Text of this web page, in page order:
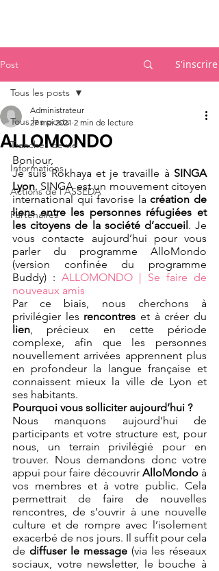
Post S'inscrire
Tous les posts
Tranches de vie
Informations
Actions de l'ASSEDA
Partenaires
Tous les posts
ALLOMONDO
Administrateur
27 mai 2021 2 min de lecture
Bonjour,
Je suis Rokhaya et je travaille à SINGA
Lyon. SINGA est un mouvement citoyen
international qui favorise la création de
liens entre les personnes réfugiées et
les citoyens de la société d’accueil. Je
vous contacte aujourd’hui pour vous
parler du programme AlloMondo
(version confinée du programme
Buddy) : ALLOMONDO | Se faire de
nouveaux amis
Par ce biais, nous cherchons à
privilégier les rencontres
lien, précieux en cette période
complexe, afin que les personnes
nouvellement arrivées apprennent plus
en profondeur la langue française et
connaissent mieux la ville de Lyon et
ses habitants.
Pourquoi vous solliciter aujourd’hui ?
Nous manquons aujourd’hui de
participants et votre structure est, pour
nous, un terrain privilégié pour en
trouver. Nous demandons donc votre
appui pour faire découvrir AlloMondo à
vos membres et à votre public. Cela
permettrait de faire de nouvelles
rencontres, de s’ouvrir à une nouvelle
culture et de rompre avec l’isolement
exacerbé de nos jours. Il suffit pour cela
de diffuser le message (via les réseaux
sociaux, votre newsletter, le bouche à